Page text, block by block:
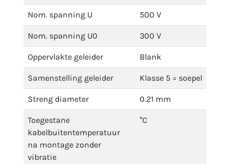
Nom. spanning U 500 V
Nom. spanning U0 300 V
Oppervlakte geleider Blank
Samenstelling geleider Klasse 5 = soepel
Streng diameter 0.21 mm
Toegestane
kabelbuitentemperatuur
na montage zonder
vibratie
°C